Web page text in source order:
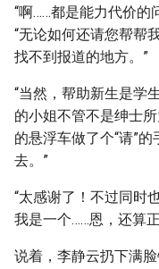
“啊……都是能力代价的
“无论如何还请您帮帮
找不到报道的地方。”
“当然，帮助新生是学
的小姐不管不是绅士
的悬浮车做了个“请”
去。”
“太感谢了！不过同时
我是一个……恩，还算
说着，李静云扔下满